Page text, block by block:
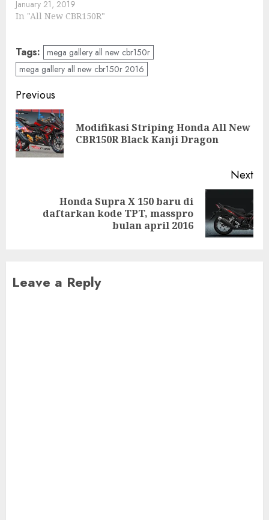
January 21, 2019
In "All New CBR150R"
Tags: mega gallery all new cbr150r
mega gallery all new cbr150r 2016
Post
navigation
Previous
Modifikasi Striping Honda All New
CBR150R Black Kanji Dragon
Next
Honda Supra X 150 baru di
daftarkan kode TPT, masspro
bulan april 2016
Leave a Reply